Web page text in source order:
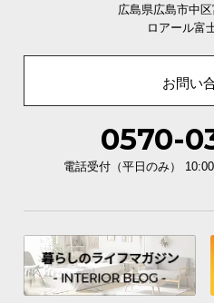
広島県広島市中
ロアール富
お問い
0570-
電話受付（平日のみ）